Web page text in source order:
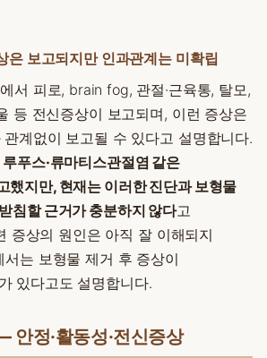
보고되지만 인과관계는 미확립
서 피로, brain fog, 관절·근육통, 탈모,
등 전신증상이 보고되며, 이런 증상은
관계없이 보고될 수 있다고 설명합니다.
푸스·류마티스관절염 같은
했지만, 현재는 이러한 진단과 보형물
침할 근거가 충분하지 않다고
증상의 원인은 아직 잘 이해되지
서는 보형물 제거 후 증상이
있다고도 설명합니다.
안정·활동성·전신증상